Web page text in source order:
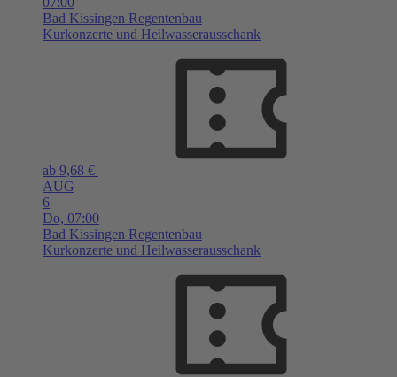
Bad Kissingen Regentenbau
Kurkonzerte und Heilwasserausschank
ab 9,68 €
AUG
6
Do, 07:00
Bad Kissingen Regentenbau
Kurkonzerte und Heilwasserausschank